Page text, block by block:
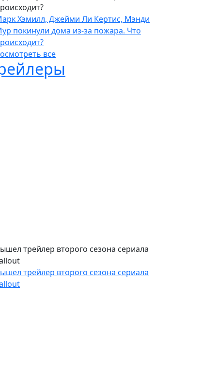
Хэмилл, Джейми Ли Кертис, Мэнди
покинули дома из-за пожара. Что
все
трейлер второго сезона сериала
трейлер второго сезона сериала